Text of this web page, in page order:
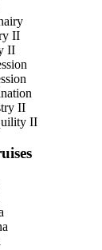
II
II
II
II